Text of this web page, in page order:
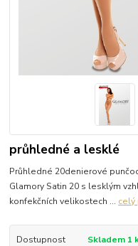
průhledné a lesklé
Průhledné 20denierové
Glamory Satin 20 s lesklým
konfekčních velikostech ... celý
Dostupnost
Skladem 1